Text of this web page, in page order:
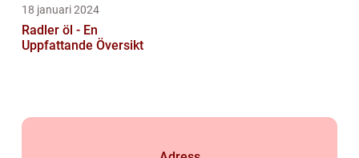
18 januari 2024
Radler öl - En
Uppfattande Översikt